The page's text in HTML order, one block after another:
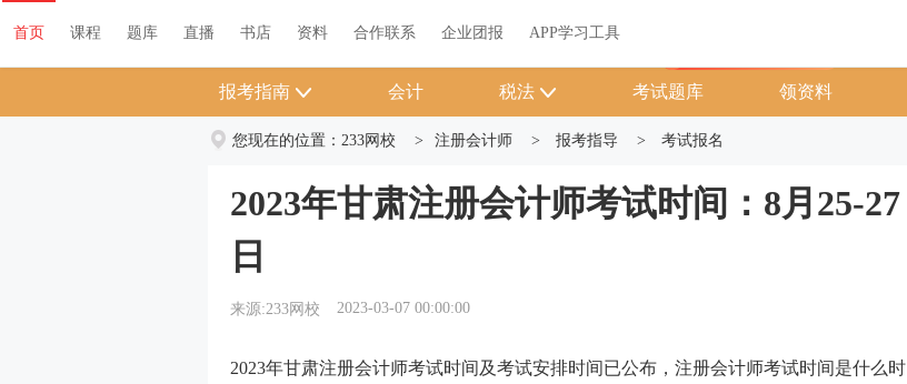
首页 课程 题库 直播 书店 资料 合作联系 企业团报 APP学习工具
首页 课程 题库 直播 书店 资料 关于我们 帮助中心
报考指南 会计 税法 考试题库 领资料
您现在的位置： 233网校 > 注册会计师 > 报考指导 > 考试报名
2023年甘肃注册会计师考试时间：8月25-27
日
来源:233网校 2023-03-07 00:00:00
2023年甘肃注册会计师考试时间及考试安排时间已公布，注册会计师考试时间是什么时